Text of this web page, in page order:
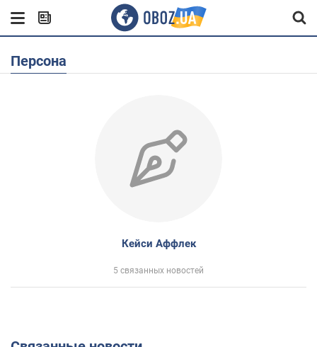
Персона
Кейси Аффлек
5 связанных новостей